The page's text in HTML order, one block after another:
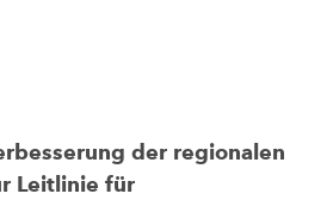
der regionalen
Leitlinie für